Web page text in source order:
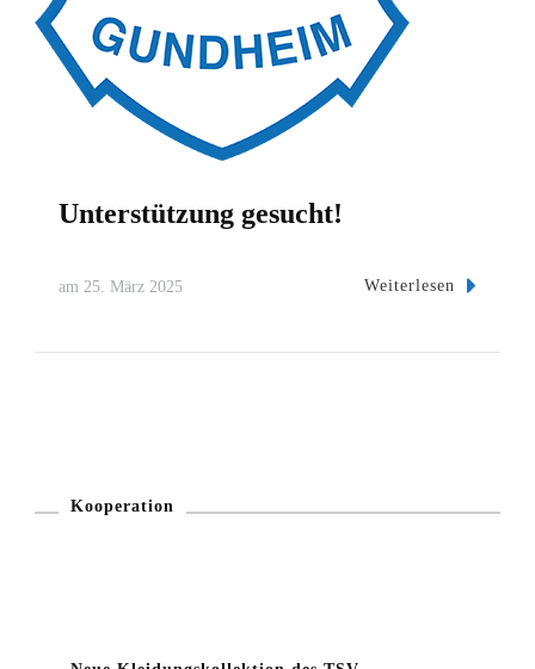
Unterstützung gesucht!
am 25. März 2025 Weiterlesen
Kooperation